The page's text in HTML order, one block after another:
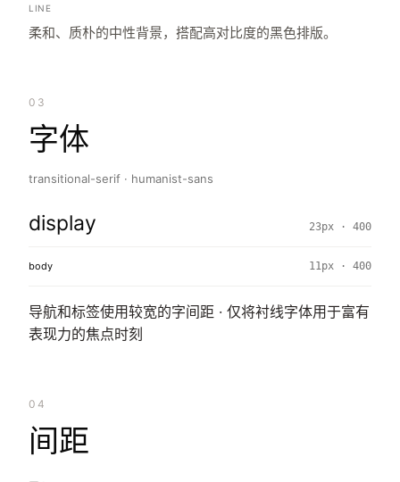
LINE
柔和、质朴的中性背景，搭配高对比度的黑色排版。
03
字体
transitional-serif · humanist-sans
display 23px · 400
body 11px · 400
导航和标签使用较宽的字间距 · 仅将衬线字体用于富有
表现力的焦点时刻
04
间距